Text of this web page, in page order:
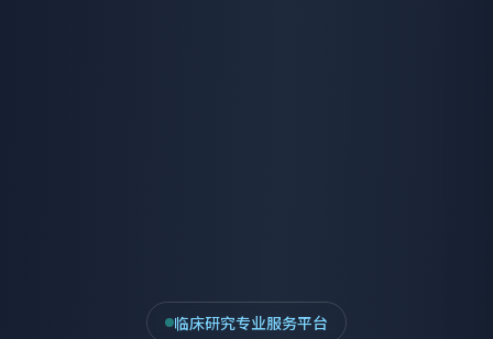
临床研究专业服务平台